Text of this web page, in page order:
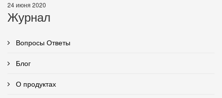
24 июня 2020
Журнал
Вопросы Ответы
Блог
О продуктах